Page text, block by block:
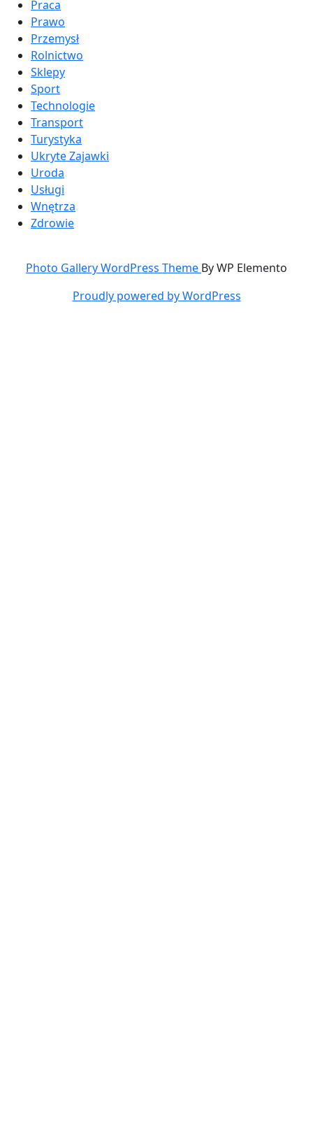
Praca
Prawo
Przemysł
Rolnictwo
Sklepy
Sport
Technologie
Transport
Turystyka
Ukryte Zajawki
Uroda
Usługi
Wnętrza
Zdrowie
Photo Gallery WordPress Theme By WP Elemento
Proudly powered by WordPress